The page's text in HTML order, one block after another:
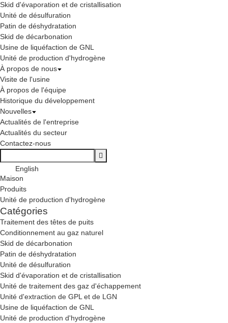
Skid d'évaporation et de cristallisation
Unité de désulfuration
Patin de déshydratation
Skid de décarbonation
Usine de liquéfaction de GNL
Unité de production d'hydrogène
À propos de nous
Visite de l'usine
À propos de l'équipe
Historique du développement
Nouvelles
Actualités de l'entreprise
Actualités du secteur
Contactez-nous
English
Maison
Produits
Unité de production d'hydrogène
Catégories
Traitement des têtes de puits
Conditionnement au gaz naturel
Skid de décarbonation
Patin de déshydratation
Unité de désulfuration
Skid d'évaporation et de cristallisation
Unité de traitement des gaz d'échappement
Unité d'extraction de GPL et de LGN
Usine de liquéfaction de GNL
Unité de production d'hydrogène